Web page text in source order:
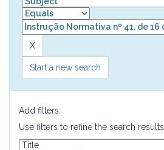
Start a new search
Add filters:
Use filters to refine the search results.